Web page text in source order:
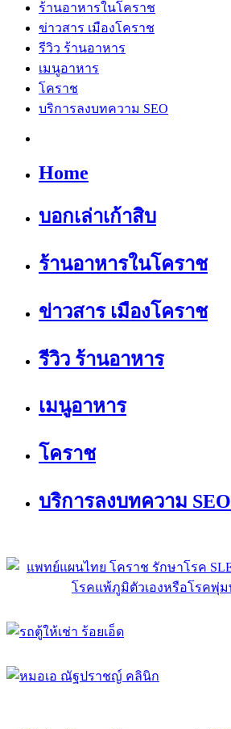
ร้านอาหารในโคราช
ข่าวสาร เมืองโคราช
รีวิว ร้านอาหาร
เมนูอาหาร
โคราช
บริการลงบทความ SEO
Home
บอกเล่าเก้าสิบ
ร้านอาหารในโคราช
ข่าวสาร เมืองโคราช
รีวิว ร้านอาหาร
เมนูอาหาร
โคราช
บริการลงบทความ SEO